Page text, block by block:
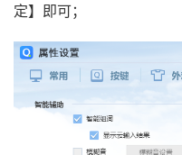
定】即可；